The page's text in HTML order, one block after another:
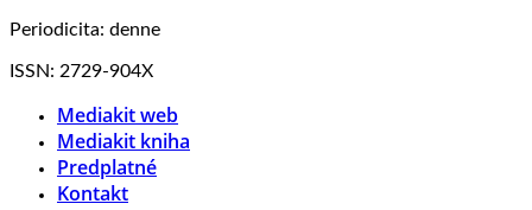
Periodicita: denne
ISSN: 2729-904X
Mediakit web
Mediakit kniha
Predplatné
Kontakt